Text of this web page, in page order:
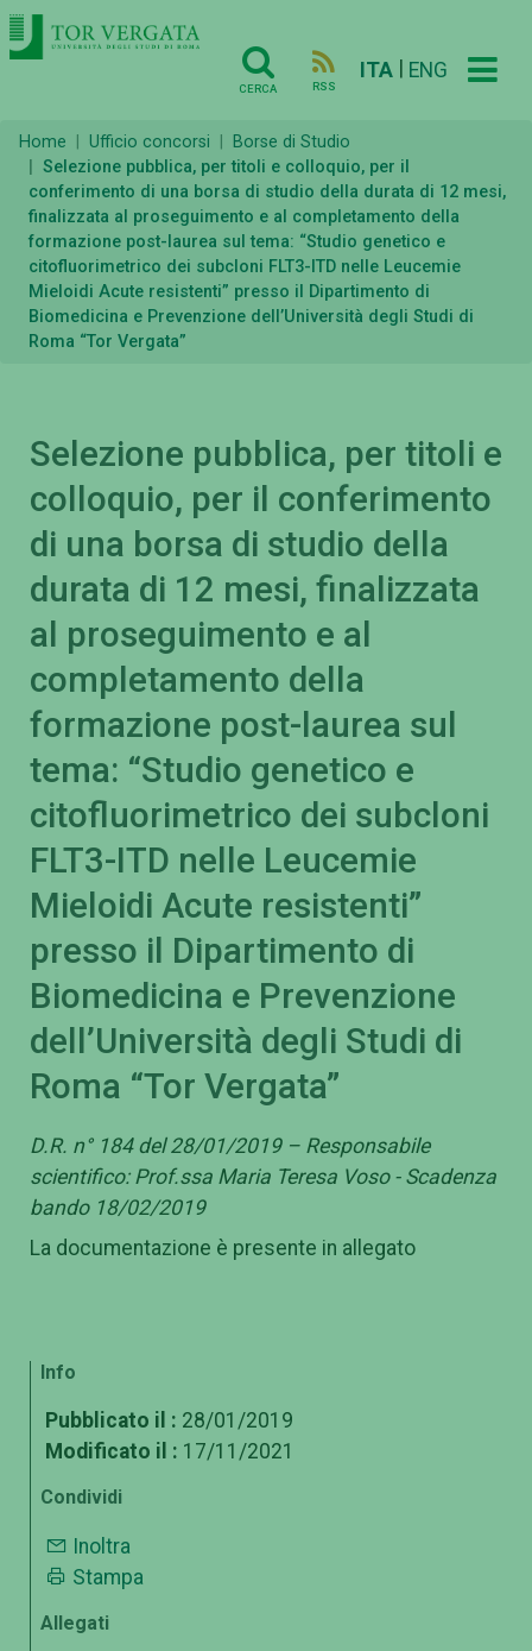
CERCA RSS
ITA ENG
Home Ufficio concorsi
Borse di Studio
Selezione pubblica, per titoli e colloquio, per il
conferimento di una borsa di studio della durata di 12 mesi,
finalizzata al proseguimento e al completamento della
formazione post-laurea sul tema: “Studio genetico e
citofluorimetrico dei subcloni FLT3-ITD nelle Leucemie
Mieloidi Acute resistenti” presso il Dipartimento di
Biomedicina e Prevenzione dell’Università degli Studi di
Roma “Tor Vergata”
Selezione pubblica, per titoli e
colloquio, per il conferimento
di una borsa di studio della
durata di 12 mesi, finalizzata
al proseguimento e al
completamento della
formazione post-laurea sul
tema: “Studio genetico e
citofluorimetrico dei subcloni
FLT3-ITD nelle Leucemie
Mieloidi Acute resistenti”
presso il Dipartimento di
Biomedicina e Prevenzione
dell’Università degli Studi di
Roma “Tor Vergata”
D.R. n° 184 del 28/01/2019 – Responsabile
scientifico: Prof.ssa Maria Teresa Voso - Scadenza
bando 18/02/2019
La documentazione è presente in allegato
Info
Pubblicato il : 28/01/2019
Modificato il : 17/11/2021
Condividi
Inoltra
Stampa
Allegati